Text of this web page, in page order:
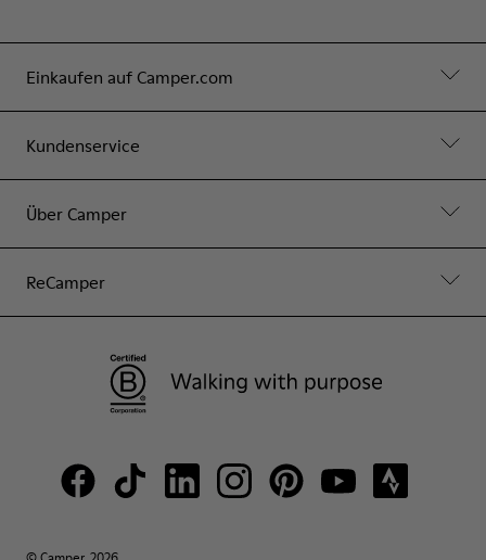
Einkaufen auf Camper.com
Kundenservice
Über Camper
ReCamper